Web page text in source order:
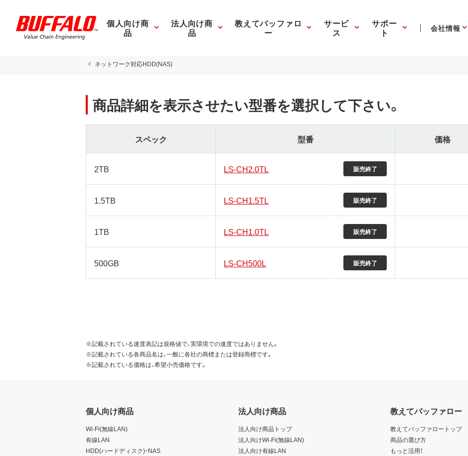
個人向け商
品
法人向け商
品
教えてバッファロ
ー
サービ
ス
サポー
ト 会社情報
ネットワーク対応HDD(NAS)
商品詳細を表示させたい型番を選択して下さい。
スペック 型番 価格
2TB LS-CH2.0TL 販売終了
1.5TB LS-CH1.5TL 販売終了
1TB LS-CH1.0TL 販売終了
500GB LS-CH500L 販売終了
※記載されている速度表記は規格値で、実環境での速度ではありません。
※記載されている各商品名は、一般に各社の商標または登録商標です。
※記載されている価格は、希望小売価格です。
個人向け商品
Wi-Fi(無線LAN)
有線LAN
HDD(ハードディスク)・NAS
法人向け商品
法人向け商品トップ
法人向けWi-Fi(無線LAN)
法人向け有線LAN
教えてバッファロー
教えてバッファロートップ
商品の選び方
もっと活用！